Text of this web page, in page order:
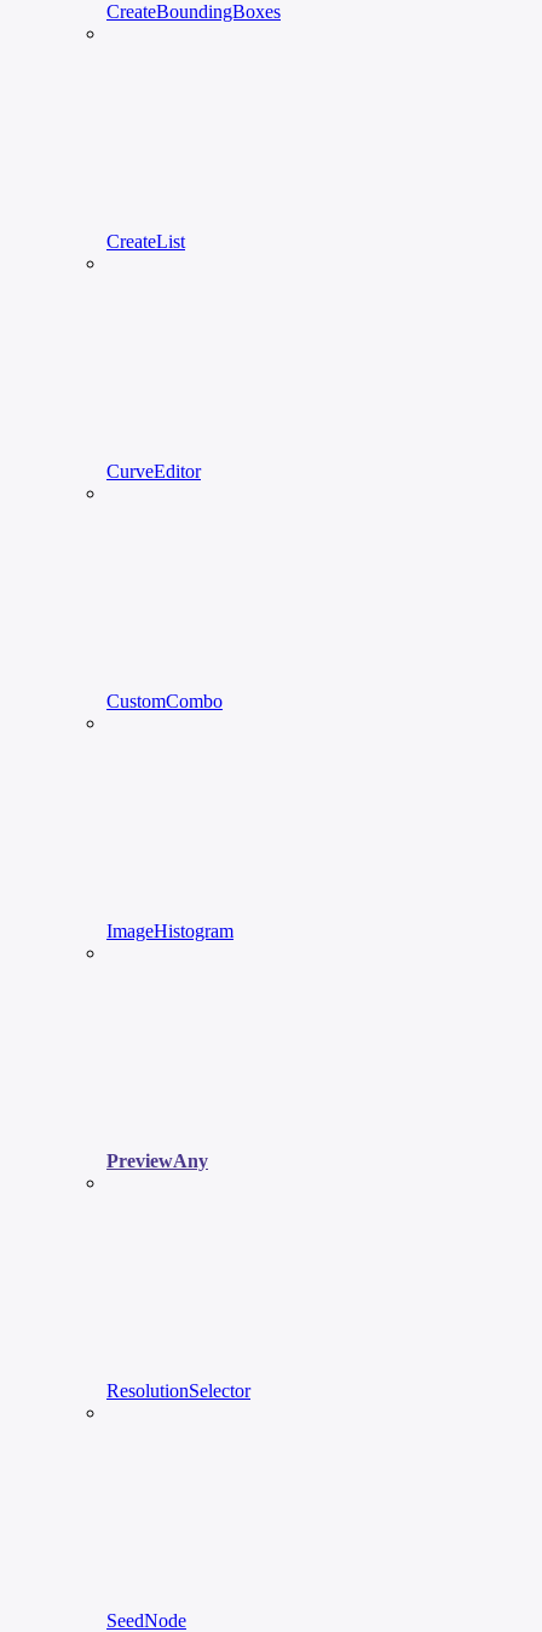
CreateBoundingBoxes
CreateList
CurveEditor
CustomCombo
ImageHistogram
PreviewAny
ResolutionSelector
SeedNode